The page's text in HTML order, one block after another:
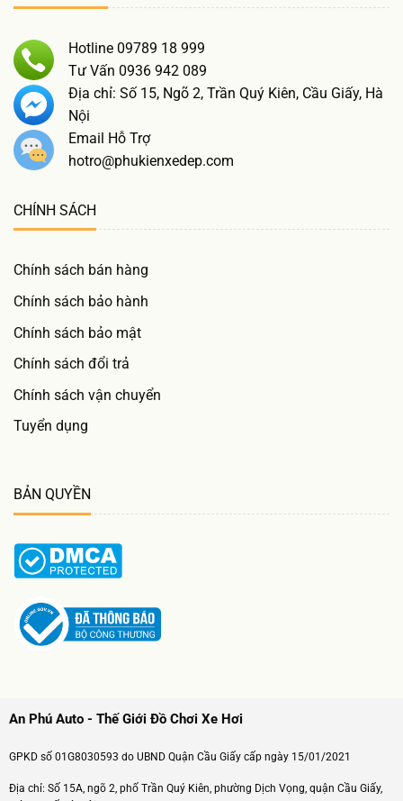
Hotline 09789 18 999
Tư Vấn 0936 942 089
Địa chỉ: Số 15, Ngõ 2, Trần Quý Kiên, Cầu Giấy, Hà
Nội
Email Hỗ Trợ
hotro@phukienxedep.com
CHÍNH SÁCH
Chính sách bán hàng
Chính sách bảo hành
Chính sách bảo mật
Chính sách đổi trả
Chính sách vận chuyển
Tuyển dụng
BẢN QUYỀN
An Phú Auto - Thế Giới Đồ Chơi Xe Hơi
GPKD số 01G8030593 do UBND Quận Cầu Giấy cấp ngày 15/01/2021
Địa chỉ: Số 15A, ngõ 2, phố Trần Quý Kiên, phường Dịch Vọng, quận Cầu Giấy,